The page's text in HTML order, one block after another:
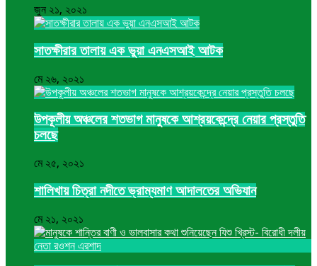
জুন ২১, ২০২১
সাতক্ষীরার তালায় এক ভুয়া এনএসআই আটক
মে ২৬, ২০২১
উপকূলীয় অঞ্চলের শতভাগ মানুষকে আশ্রয়কেন্দ্রে নেয়ার প্রস্তুতি
চলছে
মে ২৫, ২০২১
শালিখায় চিত্রা নদীতে ভ্রাম্যমাণ আদালতের অভিযান
মে ২১, ২০২১